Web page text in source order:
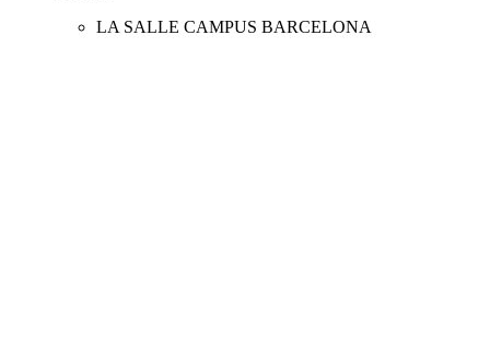
LA SALLE CAMPUS BARCELONA